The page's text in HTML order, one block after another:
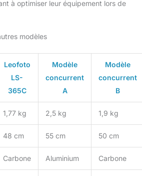
à optimiser leur équipement lors de
modèles
Leofoto
LS-
365C
Modèle
concurrent
A
Modèle
concurrent
B
1,77 kg 2,5 kg 1,9 kg
48 cm 55 cm 50 cm
Carbone Aluminium Carbone